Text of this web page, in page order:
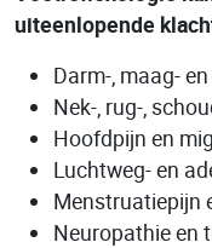
uiteenlopende
Darm-, maag-
Nek-, rug-,
Hoofdpijn en
Luchtweg- en
Menstruatiepijn
Neuropathie en